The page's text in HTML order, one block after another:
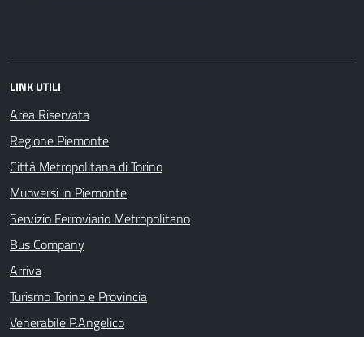
LINK UTILI
Area Riservata
Regione Piemonte
Città Metropolitana di Torino
Muoversi in Piemonte
Servizio Ferroviario Metropolitano
Bus Company
Arriva
Turismo Torino e Provincia
Venerabile P.Angelico